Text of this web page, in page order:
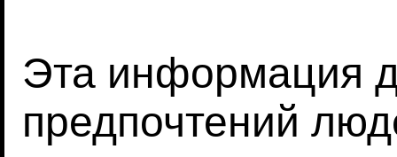
Эта информация
предпочтений